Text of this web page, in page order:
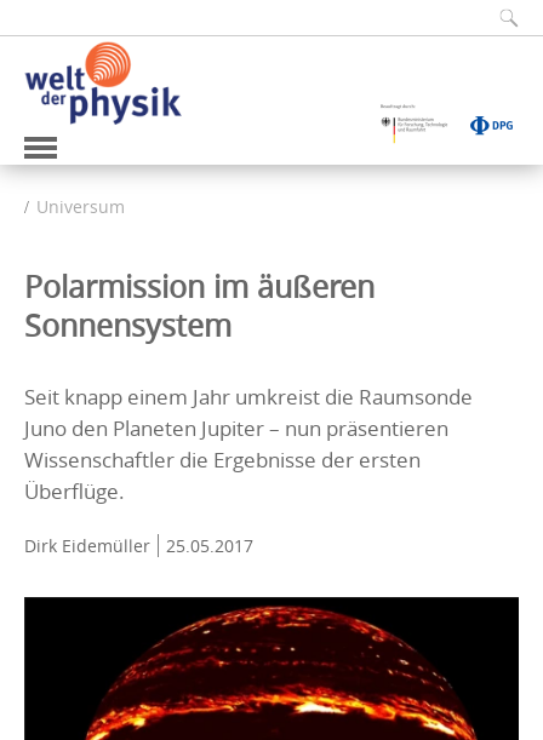
Universum
Polarmission im äußeren
Sonnensystem
Seit knapp einem Jahr umkreist die Raumsonde
Juno den Planeten Jupiter – nun präsentieren
Wissenschaftler die Ergebnisse der ersten
Überflüge.
Dirk Eidemüller 25.05.2017